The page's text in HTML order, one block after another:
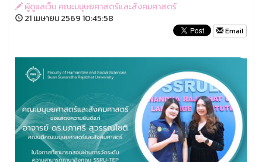
ผู้ดูแลเว็บ คณะมนุษยศาสตร์และสังคมศาสตร์
21 เมษายน 2569 10:45:58
Email